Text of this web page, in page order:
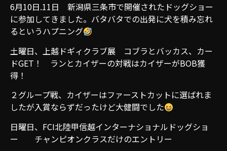
6月10日.11日 新潟県三条市で開催されたドッグショー
に参加してきました。バタバタでの出発に犬を積み忘れ
るというハプニング
土曜日、上越ドギィクラブ展 コブラとバッカス、カー
ドGET！ ランとカイザーの対戦はカイザーがBOB獲
得！
２グループ戦、カイザーはファーストカットに選ばれま
したが入賞ならずだったけど大健闘でした
日曜日、FCI北陸甲信越インターナショナルドッグショ
ー チャンピオンクラスだけのエントリー